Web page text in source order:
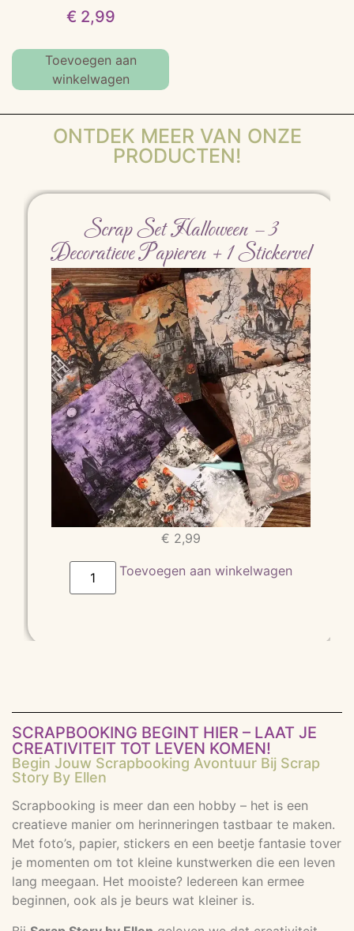
€ 2,99
Toevoegen aan
winkelwagen
ONTDEK MEER VAN ONZE
PRODUCTEN!
Scrap Set Halloween – 3
Decoratieve Papieren + 1 Stickervel
€ 2,99
Toevoegen aan winkelwagen
SCRAPBOOKING BEGINT HIER – LAAT JE
CREATIVITEIT TOT LEVEN KOMEN!
Begin Jouw Scrapbooking Avontuur Bij Scrap
Story By Ellen
Scrapbooking is meer dan een hobby – het is een
creatieve manier om herinneringen tastbaar te maken.
Met foto’s, papier, stickers en een beetje fantasie tover
je momenten om tot kleine kunstwerken die een leven
lang meegaan. Het mooiste? Iedereen kan ermee
beginnen, ook als je beurs wat kleiner is.